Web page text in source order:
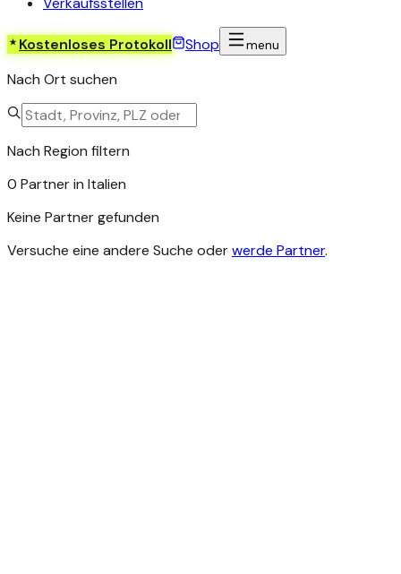
Kostenloses Protokoll Shop menu
Nach Ort suchen
Nach Region filtern
0 Partner in Italien
Keine Partner gefunden
Versuche eine andere Suche oderwerde Partner.